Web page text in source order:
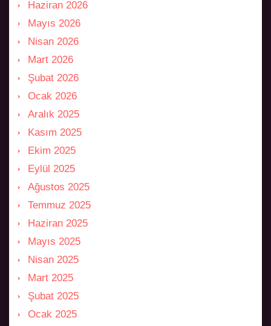
Haziran 2026
Mayıs 2026
Nisan 2026
Mart 2026
Şubat 2026
Ocak 2026
Aralık 2025
Kasım 2025
Ekim 2025
Eylül 2025
Ağustos 2025
Temmuz 2025
Haziran 2025
Mayıs 2025
Nisan 2025
Mart 2025
Şubat 2025
Ocak 2025